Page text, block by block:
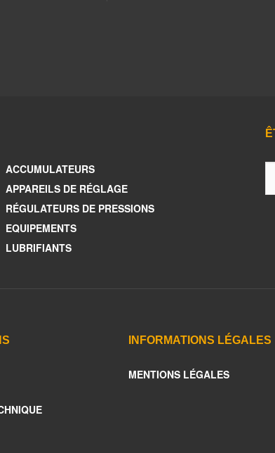
ACCUMULATEURS
APPAREILS DE RÉGLAGE
RÉGULATEURS DE PRESSIONS
EQUIPEMENTS
LUBRIFIANTS
INFORMATIONS LÉGALES
MENTIONS LÉGALES